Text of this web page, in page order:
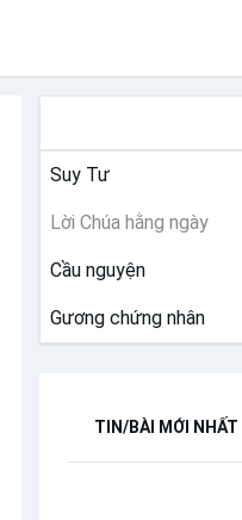
Suy Tư
Lời Chúa hằng ngày
Cầu nguyện
Gương chứng nhân
TIN/BÀI MỚI NHẤT